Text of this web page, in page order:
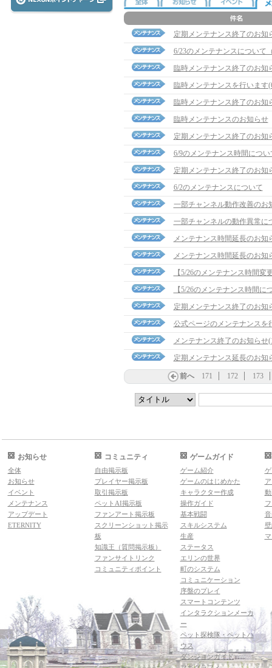
定期メンテナンス終了のお知
6/23のメンテナンスについて
臨時メンテナンス終了のお知
臨時メンテナンスを行いま
臨時メンテナンス終了のお知
臨時メンテナンスのお知らせ
定期メンテナンス終了のお知
6/9のメンテナンス時間につい
定期メンテナンス終了のお知
6/2のメンテナンスについて
一部チャンネル動作改善のお
一部チャンネルの動作異常に
メンテナンス時間延長のお知
メンテナンス時間延長のお知
【5/26のメンテナンス時間変
【5/26のメンテナンス時間に
定期メンテナンス終了のお知
公式ページのメンテナンスを
メンテナンス終了のお知らせ
定期メンテナンス延長のお知
前へ 171 172 173
お知らせ
全体
お知らせ
イベント
メンテナンス
アップデート
ETERNITY
コミュニティ
自由掲示板
プレイヤー掲示板
取引掲示板
ペットAI掲示板
ファンアート掲示板
スクリーンショット掲示
板
知識王（質問掲示板）
ファンサイトリンク
コミュニティポイント
ゲームガイド
ゲーム紹介
ゲームのはじめかた
キャラクター作成
操作ガイド
基本戦闘
スキルシステム
生産
ステータス
エリンの世界
町のシステム
コミュニケーション
序盤のプレイ
スマートコンテンツ
インタラクションメーカ
ー
ペット探検隊・ペットハ
ウス
ダンジョンガイド